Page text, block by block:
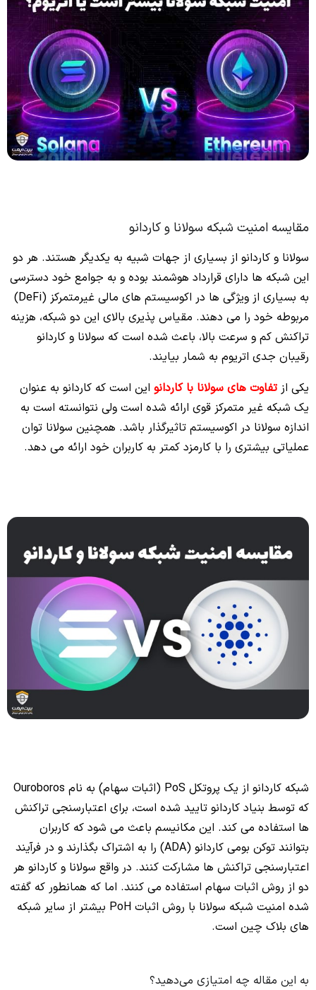
مقایسه امنیت شبکه سولانا و کاردانو
سولانا و کاردانو از بسیاری از جهات شبیه به یکدیگر هستند. هر دو
این شبکه ها دارای قرارداد هوشمند بوده و به جوامع خود دسترسی
به بسیاری از ویژگی‌ ها در اکوسیستم‌ های مالی غیرمتمرکز (DeFi)
مربوطه خود را می ‌دهند. مقیاس پذیری بالای این دو شبکه، هزینه
تراکنش کم و سرعت بالا، باعث شده است که سولانا و کاردانو
رقیبان جدی اتریوم به شمار بیایند.
یکی ازتفاوت های سولانا با کاردانو این است که کاردانو به عنوان
یک شبکه غیر متمرکز قوی ارائه شده است ولی نتوانسته است به
اندازه سولانا در اکوسیستم تاثیرگذار باشد. همچنین سولانا توان
عملیاتی بیشتری را با کارمزد کمتر به کاربران خود ارائه می دهد.
شبکه کاردانو از یک پروتکل PoS (اثبات سهام) به نام Ouroboros
که توسط بنیاد کاردانو تایید شده است، برای اعتبارسنجی تراکنش
ها استفاده می کند. این مکانیسم باعث می شود که کاربران
بتوانند توکن بومی کاردانو (ADA) را به اشتراک بگذارند و در فرآیند
اعتبارسنجی تراکنش ها مشارکت کنند. در واقع سولانا و کاردانو هر
دو از روش اثبات سهام استفاده می کنند. اما که همانطور که گفته
شده امنیت شبکه سولانا با روش اثبات PoH بیشتر از سایر شبکه
های بلاک چین است.
به این مقاله چه امتیازی می‌دهید؟